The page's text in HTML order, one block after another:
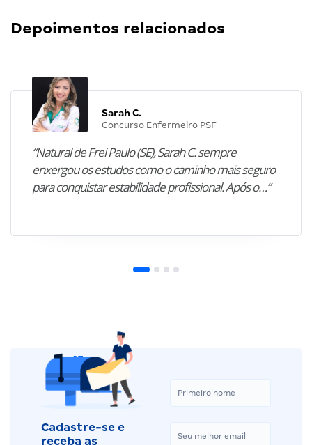
Depoimentos relacionados
Sarah C.
Concurso Enfermeiro PSF
“Natural de Frei Paulo (SE), Sarah C. sempre
enxergou os estudos como o caminho mais seguro
para conquistar estabilidade profissional. Após o…”
Cadastre-se e
receba as